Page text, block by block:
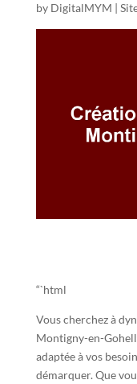
by DigitalMYM |
“`html
Vous cherchez à
Montigny-en-
adaptée à vos
démarquer. Que